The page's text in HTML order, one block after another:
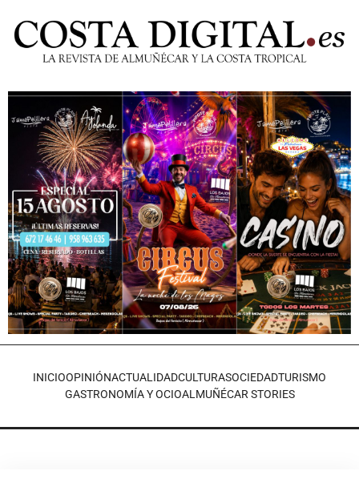
INICIOOPINIÓNACTUALIDADCULTURASOCIEDADTURISMO
GASTRONOMÍA Y OCIOALMUÑÉCAR STORIES